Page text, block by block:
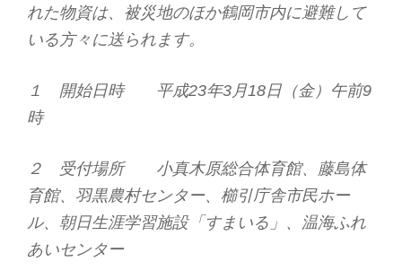
れた物資は、被災地のほか鶴岡市内に避難して
いる方々に送られます。
１ 開始日時 平成23年3月18日（金）午前9
時
２ 受付場所 小真木原総合体育館、藤島体
育館、羽黒農村センター、櫛引庁舎市民ホー
ル、朝日生涯学習施設「すまいる」、温海ふれ
あいセンター